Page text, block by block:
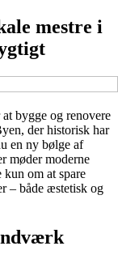
mestre i
bygge og renovere
der historisk har
en ny bølge af
møder moderne
om at spare
– både æstetisk og